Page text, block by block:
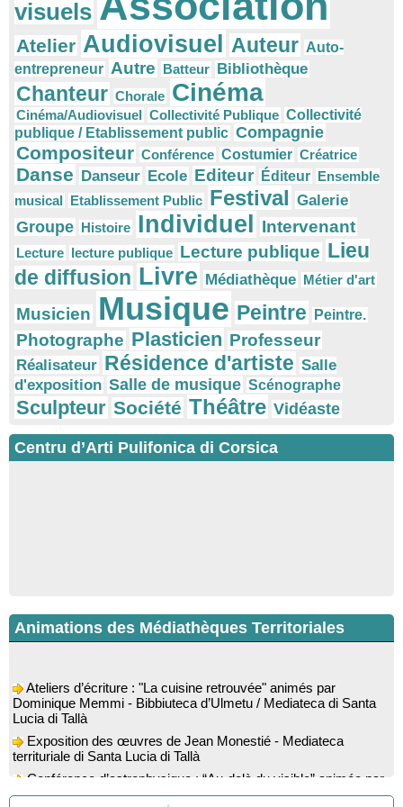
visuels
Atelier Audiovisuel Auteur Auto-
entrepreneur Autre Batteur Bibliothèque
Chanteur Chorale Cinéma
Cinéma/Audiovisuel Collectivité Publique Collectivité
publique / Etablissement public Compagnie
Compositeur Conférence Costumier Créatrice
Danse Danseur Ecole Editeur Éditeur Ensemble
musical Etablissement Public Festival Galerie
Groupe Histoire Individuel Intervenant
Lecture lecture publique Lecture publique Lieu
de diffusion Livre Médiathèque Métier d'art
Musicien Musique Peintre Peintre.
Photographe Plasticien Professeur
Réalisateur Résidence d'artiste Salle
d'exposition Salle de musique Scénographe
Sculpteur Société Théâtre Vidéaste
Centru d’Arti Pulifonica di Corsica
Animations des Médiathèques Territoriales
Dominique Memmi - Bibbiuteca d’Ulmetu / Mediateca di Santa
Lucia di Tallà
territuriale di Santa Lucia di Tallà
Bicchisgià